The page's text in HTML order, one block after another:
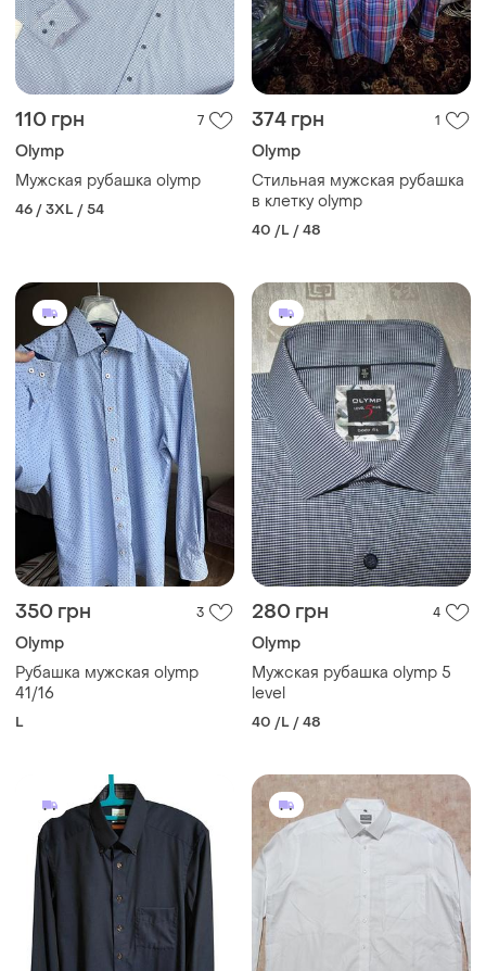
110 грн 7
Olymp
Мужская рубашка olymp
46 / 3XL / 54
374 грн 1
Olymp
Стильная мужская рубашка
в клетку olymp
40 /L / 48
350 грн 3
Olymp
Рубашка мужская olymp
41/16
L
280 грн 4
Olymp
Мужская рубашка olymp 5
level
40 /L / 48